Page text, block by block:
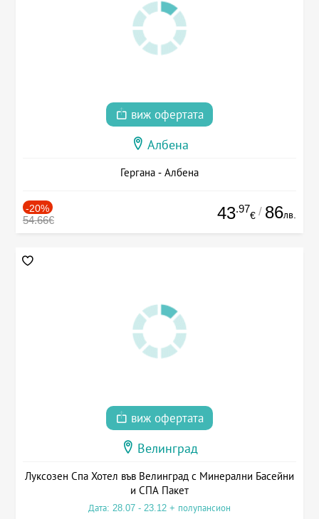
виж офертата
Албена
Гергана - Албена
-20%
54.66€ 43.97
€ / 86лв.
виж офертата
Велинград
Луксозен Спа Хотел във Велинград с Минерални Басейни
и СПА Пакет
Дата: 28.07 - 23.12 + полупансион